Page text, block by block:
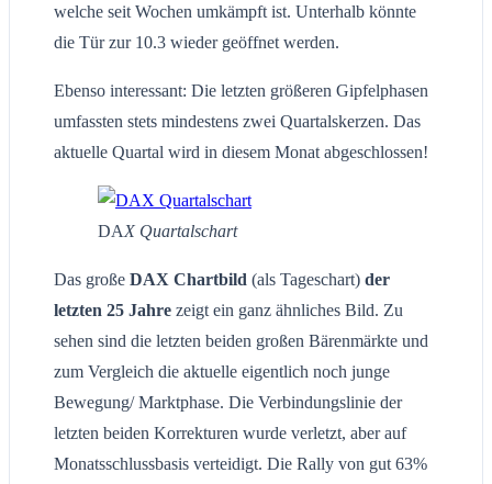
welche seit Wochen umkämpft ist. Unterhalb könnte
die Tür zur 10.3 wieder geöffnet werden.
Ebenso interessant: Die letzten größeren Gipfelphasen
umfassten stets mindestens zwei Quartalskerzen. Das
aktuelle Quartal wird in diesem Monat abgeschlossen!
DAX Quartalschart
Das große DAX Chartbild (als Tageschart) der
letzten 25 Jahre zeigt ein ganz ähnliches Bild. Zu
sehen sind die letzten beiden großen Bärenmärkte und
zum Vergleich die aktuelle eigentlich noch junge
Bewegung/ Marktphase. Die Verbindungslinie der
letzten beiden Korrekturen wurde verletzt, aber auf
Monatsschlussbasis verteidigt. Die Rally von gut 63%